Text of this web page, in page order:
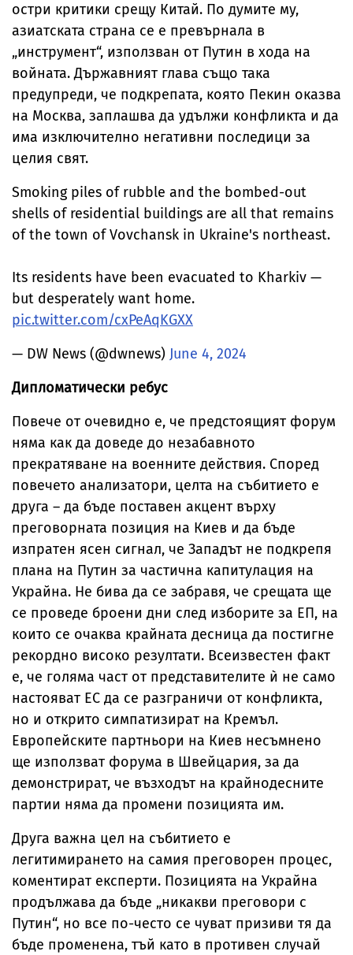
остри критики срещу Китай. По думите му,
азиатската страна се е превърнала в
„инструмент“, използван от Путин в хода на
войната. Държавният глава също така
предупреди, че подкрепата, която Пекин оказва
на Москва, заплашва да удължи конфликта и да
има изключително негативни последици за
целия свят.
Smoking piles of rubble and the bombed-out
shells of residential buildings are all that remains
of the town of Vovchansk in Ukraine's northeast.
Its residents have been evacuated to Kharkiv —
but desperately want home.
pic.twitter.com/cxPeAqKGXX
— DW News (@dwnews) June 4, 2024
Дипломатически ребус
Повече от очевидно е, че предстоящият форум
няма как да доведе до незабавното
прекратяване на военните действия. Според
повечето анализатори, целта на събитието е
друга – да бъде поставен акцент върху
преговорната позиция на Киев и да бъде
изпратен ясен сигнал, че Западът не подкрепя
плана на Путин за частична капитулация на
Украйна. Не бива да се забравя, че срещата ще
се проведе броени дни след изборите за ЕП, на
които се очаква крайната десница да постигне
рекордно високо резултати. Всеизвестен факт
е, че голяма част от представителите ѝ не само
настояват ЕС да се разграничи от конфликта,
но и открито симпатизират на Кремъл.
Европейските партньори на Киев несъмнено
ще използват форума в Швейцария, за да
демонстрират, че възходът на крайнодесните
партии няма да промени позицията им.
Друга важна цел на събитието е
легитимирането на самия преговорен процес,
коментират експерти. Позицията на Украйна
продължава да бъде „никакви преговори с
Путин“, но все по-често се чуват призиви тя да
бъде променена, тъй като в противен случай